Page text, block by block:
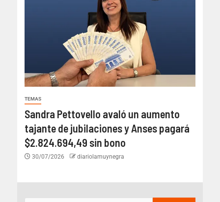
TEMAS
Sandra Pettovello avaló un aumento
tajante de jubilaciones y Anses pagará
$2.824.694,49 sin bono
30/07/2026 diariolamuynegra